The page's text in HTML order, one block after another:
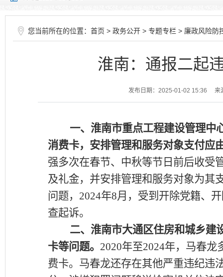
您当前所在的位置： 首页 > 政务公开 > 专题专栏 > 廉政风险防
淮南：通报二起
发布日期：2025-01-02 15:36 来
一、淮南市重点工程建设管理中
消费卡，安排管理和服务对象支付应
强多次在春节、中秋等节日前后收受
及礼金，并安排管理和服务对象为其
问题，2024年8月，受到开除党籍、
查起诉。
二、淮南市大通区住房和城乡建
卡等问题。 2020年至2024年，马春
费卡。马春龙还存在其他严重违纪违